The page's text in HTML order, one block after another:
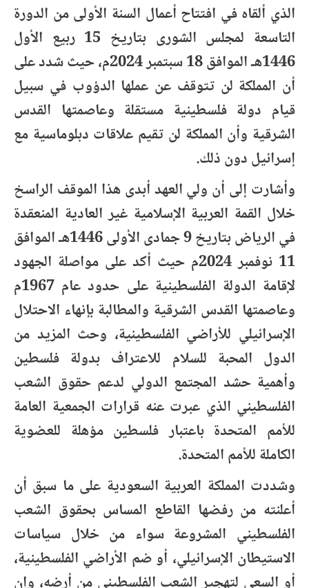
الذي ألقاه في افتتاح أعمال السنة الأولى من الدورة
التاسعة لمجلس الشورى بتاريخ 15 ربيع الأول
1446هـ الموافق 18 سبتمبر 2024م، حيث شدد على
أن المملكة لن تتوقف عن عملها الدؤوب في سبيل
قيام دولة فلسطينية مستقلة وعاصمتها القدس
الشرقية وأن المملكة لن تقيم علاقات دبلوماسية مع
إسرائيل دون ذلك.
وأشارت إلى أن ولي العهد أبدى هذا الموقف الراسخ
خلال القمة العربية الإسلامية غير العادية المنعقدة
في الرياض بتاريخ 9 جمادى الأولى 1446هـ الموافق
11 نوفمبر 2024م حيث أكد على مواصلة الجهود
لإقامة الدولة الفلسطينية على حدود عام 1967م
وعاصمتها القدس الشرقية والمطالبة بإنهاء الاحتلال
الإسرائيلي للأراضي الفلسطينية، وحث المزيد من
الدول المحبة للسلام للاعتراف بدولة فلسطين
وأهمية حشد المجتمع الدولي لدعم حقوق الشعب
الفلسطيني الذي عبرت عنه قرارات الجمعية العامة
للأمم المتحدة باعتبار فلسطين مؤهلة للعضوية
الكاملة للأمم المتحدة.
وشددت المملكة العربية السعودية على ما سبق أن
أعلنته من رفضها القاطع المساس بحقوق الشعب
الفلسطيني المشروعة سواء من خلال سياسات
الاستيطان الإسرائيلي، أو ضم الأراضي الفلسطينية،